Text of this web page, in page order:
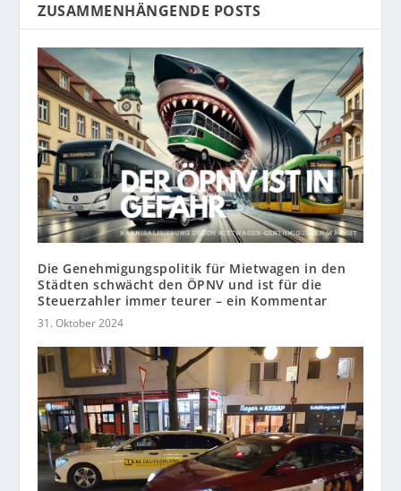
ZUSAMMENHÄNGENDE POSTS
Die Genehmigungspolitik für Mietwagen in den
Städten schwächt den ÖPNV und ist für die
Steuerzahler immer teurer – ein Kommentar
31. Oktober 2024